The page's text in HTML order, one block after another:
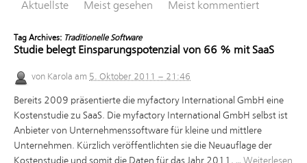
Aktuellste Meist gesehen Meist kommentiert
Tag Archives: Traditionelle Software
Studie belegt Einsparungspotenzial von 66 % mit SaaS
von Karola am 5. Oktober 2011 – 21:46
Bereits 2009 präsentierte die myfactory International GmbH eine
Kostenstudie zu SaaS. Die myfactory International GmbH selbst ist
Anbieter von Unternehmenssoftware für kleine und mittlere
Unternehmen. Kürzlich veröffentlichten sie die Neuauflage der